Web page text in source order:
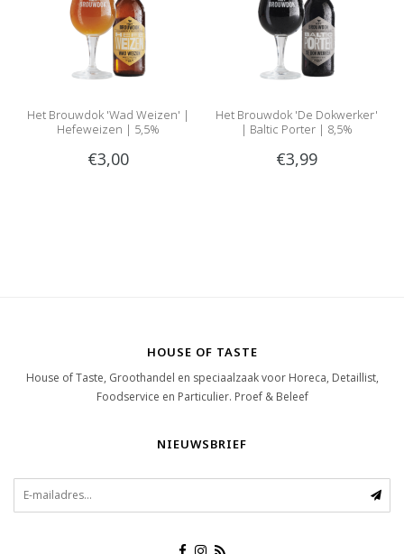
Het Brouwdok 'Wad Weizen' |
Hefeweizen | 5,5%
€3,00
Het Brouwdok 'De Dokwerker'
| Baltic Porter | 8,5%
€3,99
HOUSE OF TASTE
House of Taste, Groothandel en speciaalzaak voor Horeca, Detaillist,
Foodservice en Particulier. Proef & Beleef
NIEUWSBRIEF